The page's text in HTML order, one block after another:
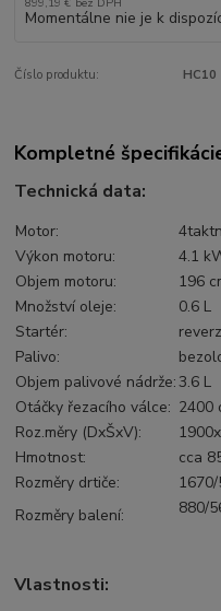
Momentálne nie je k
Číslo produktu: HC10
Kompletné
Technická data:
Motor:
Výkon motoru:
4.1
Objem motoru:
196
Množství oleje:
0.6 L
Startér:
Palivo:
Objem palivové nádrže:3.6 L
Otáčky řezacího válce: 2400
Roz.měry (DxŠxV):
Hmotnost:
cca
Rozměry drtiče:
Rozměry balení:
880/
Vlastnosti: